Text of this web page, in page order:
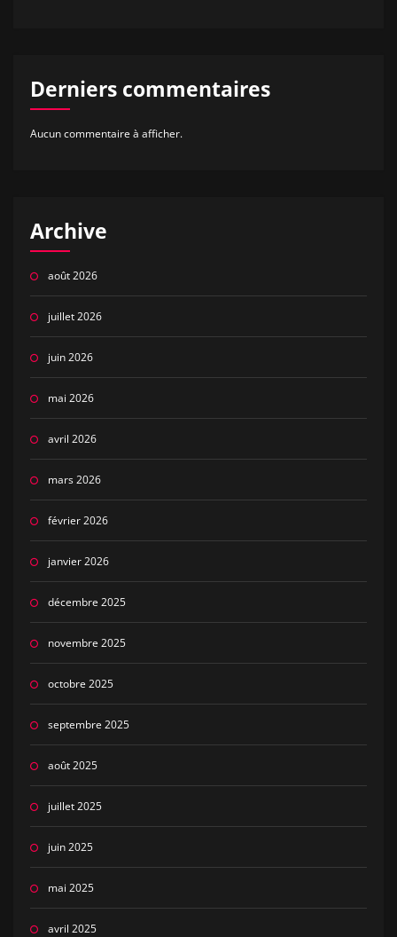
Derniers commentaires
Aucun commentaire à afficher.
Archive
août 2026
juillet 2026
juin 2026
mai 2026
avril 2026
mars 2026
février 2026
janvier 2026
décembre 2025
novembre 2025
octobre 2025
septembre 2025
août 2025
juillet 2025
juin 2025
mai 2025
avril 2025